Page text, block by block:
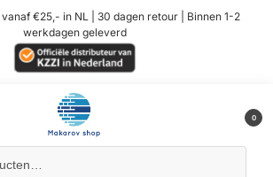
€25,- in NL | 30 dagen retour | Binnen 1-2
werkdagen geleverd
0